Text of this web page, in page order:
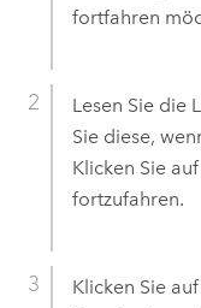
fortfahren
Lesen Sie die
Sie diese,
Klicken Sie auf
fortzufahren.
Klicken Sie auf